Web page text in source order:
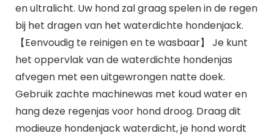
en ultralicht. Uw hond zal graag spelen in de regen
bij het dragen van het waterdichte hondenjack.
【Eenvoudig te reinigen en te wasbaar】 Je kunt
het oppervlak van de waterdichte hondenjas
afvegen met een uitgewrongen natte doek.
Gebruik zachte machinewas met koud water en
hang deze regenjas voor hond droog. Draag dit
modieuze hondenjack waterdicht, je hond wordt